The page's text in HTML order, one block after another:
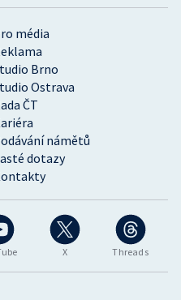
X Threads
média
Brno
Ostrava
ČT
námětů
dotazy